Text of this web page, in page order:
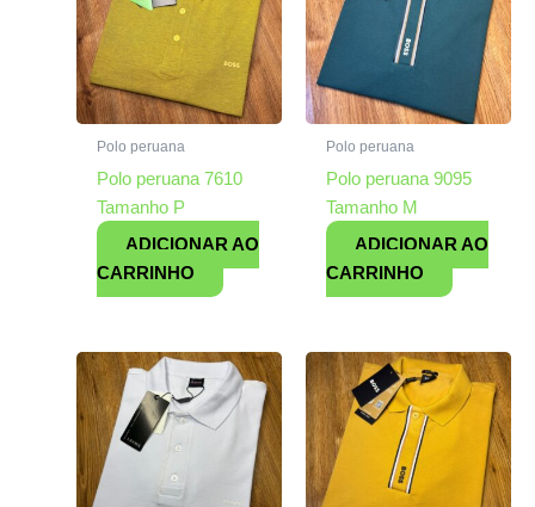
Polo peruana
Polo peruana 7610
Tamanho P
ADICIONAR AO
CARRINHO
Polo peruana
Polo peruana 9095
Tamanho M
ADICIONAR AO
CARRINHO